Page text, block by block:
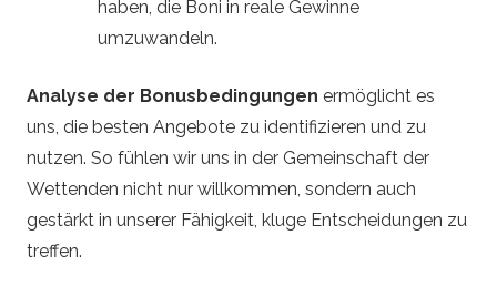
haben, die Boni in reale Gewinne
umzuwandeln.
Analyse der Bonusbedingungen ermöglicht es
uns, die besten Angebote zu identifizieren und zu
nutzen. So fühlen wir uns in der Gemeinschaft der
Wettenden nicht nur willkommen, sondern auch
gestärkt in unserer Fähigkeit, kluge Entscheidungen zu
treffen.